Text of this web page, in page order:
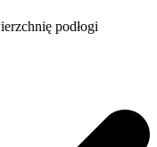
podłogi